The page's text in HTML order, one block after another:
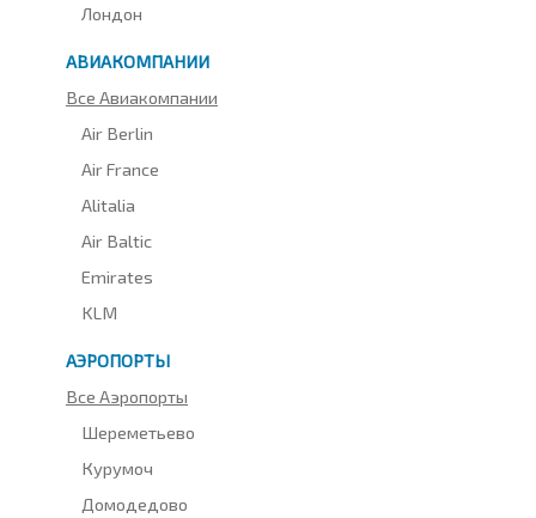
Лондон
АВИАКОМПАНИИ
Все Авиакомпании
Air Berlin
Air France
Alitalia
Air Baltic
Emirates
KLM
АЭРОПОРТЫ
Все Аэропорты
Шереметьево
Курумоч
Домодедово